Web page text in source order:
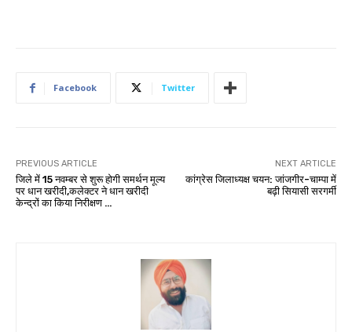
Facebook Twitter
PREVIOUS ARTICLE
जिले में 15 नवम्बर से शुरू होगी समर्थन मूल्य
पर धान खरीदी,कलेक्टर ने धान खरीदी
केन्द्रों का किया निरीक्षण …
NEXT ARTICLE
कांग्रेस जिलाध्यक्ष चयन: जांजगीर-चाम्पा में
बढ़ी सियासी सरगर्मी